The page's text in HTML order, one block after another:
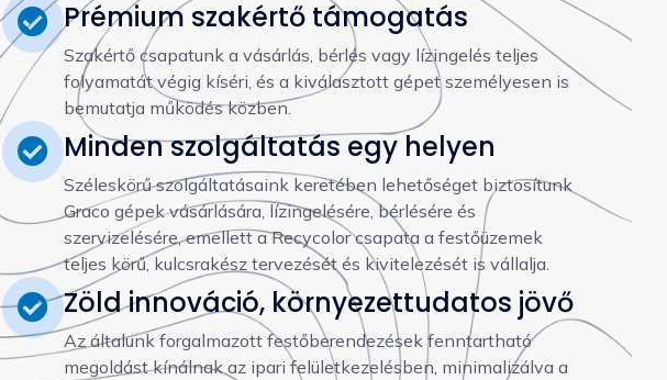
Prémium szakértő támogatás
Szakértő csapatunk a vásárlás, bérlés vagy lízingelés teljes
folyamatát végig kíséri, és a kiválasztott gépet személyesen is
bemutatja működés közben.
Minden szolgáltatás egy helyen
Széleskörű szolgáltatásaink keretében lehetőséget biztosítunk
Graco gépek vásárlására, lízingelésére, bérlésére és
szervizelésére, emellett a Recycolor csapata a festőüzemek
teljes körű, kulcsrakész tervezését és kivitelezését is vállalja.
Zöld innováció, környezettudatos jövő
Az általunk forgalmazott festőberendezések fenntartható
megoldást kínálnak az ipari felületkezelésben, minimalizálva a